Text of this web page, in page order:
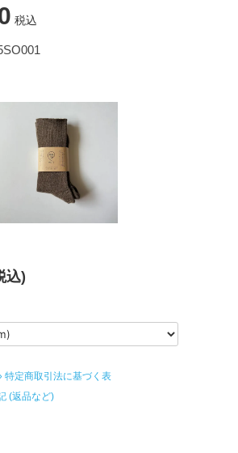
税込
込)
特定商取引法に基づく表
(返品など)